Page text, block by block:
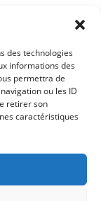
des technologies
informations des
permettra de
ou les ID
retirer son
caractéristiques
Tous droits réservés